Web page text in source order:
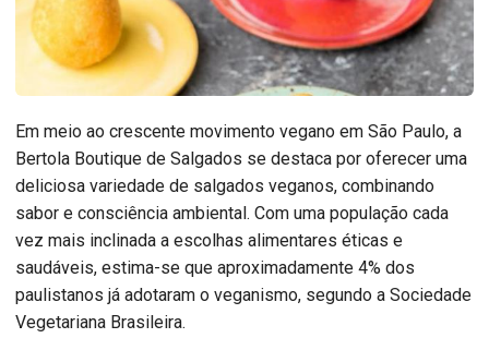
Em meio ao crescente movimento vegano em São Paulo, a
Bertola Boutique de Salgados se destaca por oferecer uma
deliciosa variedade de salgados veganos, combinando
sabor e consciência ambiental. Com uma população cada
vez mais inclinada a escolhas alimentares éticas e
saudáveis, estima-se que aproximadamente 4% dos
paulistanos já adotaram o veganismo, segundo a Sociedade
Vegetariana Brasileira.